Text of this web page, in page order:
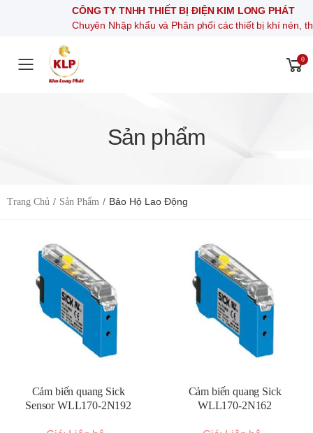
CÔNG TY TNHH THIẾT BỊ ĐIỆN KIM LONG PHÁT
Chuyên Nhập khẩu và Phân phối các thiết bị khí nén, thiết bị điện
Toggle mobile menu
0
Sản phẩm
Trang Chủ Sản Phẩm Bảo Hộ Lao Động
Cảm biến quang Sick
Sensor WLL170-2N192
Cảm biến quang Sick
WLL170-2N162